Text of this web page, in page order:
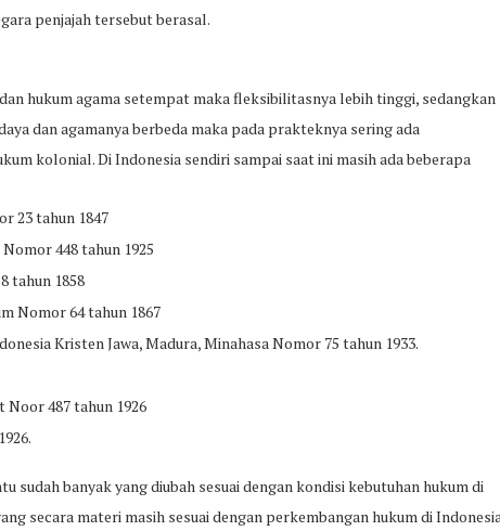
penjajah tersebut berasal.
hukum agama setempat maka fleksibilitasnya lebih tinggi, sedangkan
dan agamanya berbeda maka pada prakteknya sering ada
kolonial. Di Indonesia sendiri sampai saat ini masih ada beberapa
23 tahun 1847
448 tahun 1925
tahun 1858
Nomor 64 tahun 1867
Kristen Jawa, Madura, Minahasa Nomor 75 tahun 1933.
487 tahun 1926
sudah banyak yang diubah sesuai dengan kondisi kebutuhan hukum di
secara materi masih sesuai dengan perkembangan hukum di